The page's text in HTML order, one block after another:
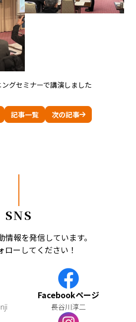
グセミナーで講演しました
記事一覧 次の記事
SNS
情報を発信しています。
ローしてください！
Facebookページ
長谷川淳二